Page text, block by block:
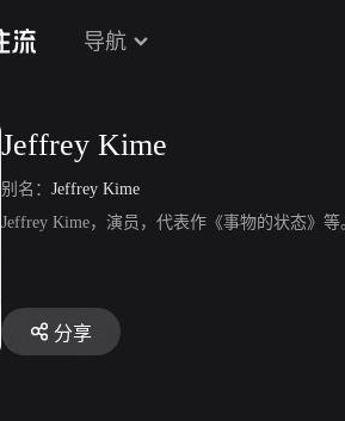
导航
Jeffrey Kime
别名： Jeffrey Kime
Jeffrey Kime，演员，代表作《事物的状态》等
分享